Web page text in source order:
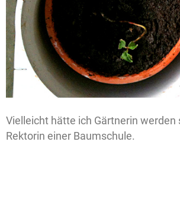
Vielleicht hätte ich Gärtnerin werden
Rektorin einer Baumschule.